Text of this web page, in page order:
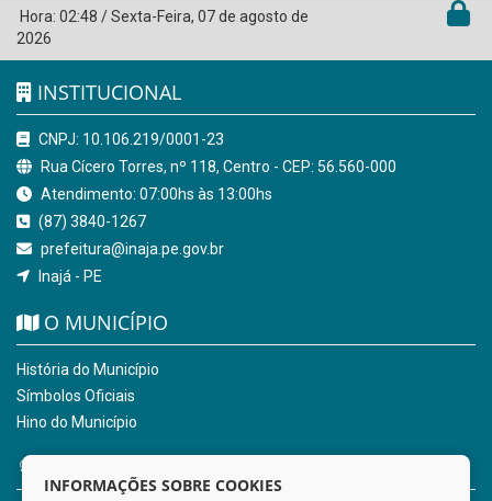
Hora: 02:48 /Sexta-Feira, 07 de agosto de
2026
INSTITUCIONAL
CNPJ: 10.106.219/0001-23
Rua Cícero Torres, nº 118, Centro - CEP: 56.560-000
Atendimento: 07:00hs às 13:00hs
(87) 3840-1267
prefeitura@inaja.pe.gov.br
Inajá - PE
O MUNICÍPIO
História do Município
Símbolos Oficiais
Hino do Município
INFORMAÇÕES SOBRE COOKIES